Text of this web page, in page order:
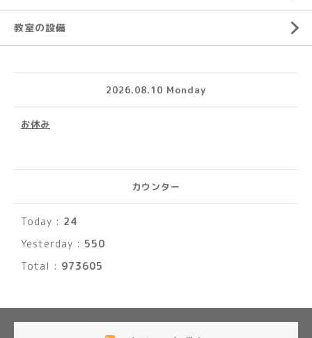
教室の設備
2026.08.10 Monday
お休み
カウンター
Today : 24
Yesterday : 550
Total : 973605